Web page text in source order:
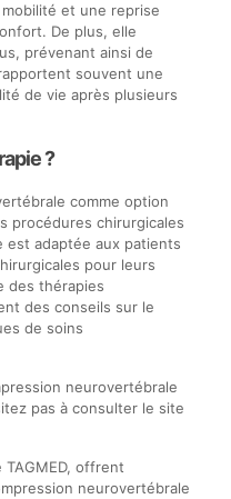
et une reprise
De plus, elle
prévenant ainsi de
souvent une
de vie après plusieurs
?
comme option
procédures chirurgicales
est adaptée aux patients
pour leurs
des thérapies
des conseils sur le
de soins
neurovertébrale
pas à consulter le site
offrent
neurovertébrale